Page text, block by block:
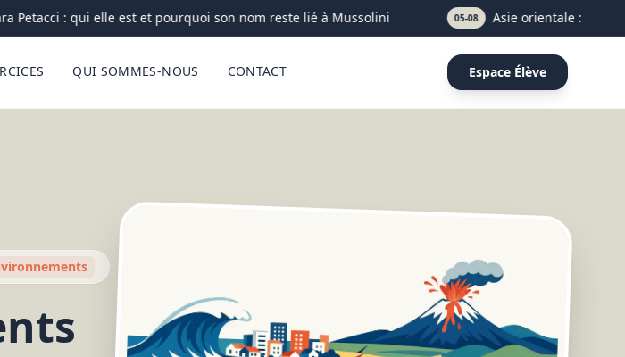
: qui elle est et pourquoi son nom reste lié à Mussolini 05-08 Asie orientale :
QUI SOMMES-NOUS CONTACT Espace Élève